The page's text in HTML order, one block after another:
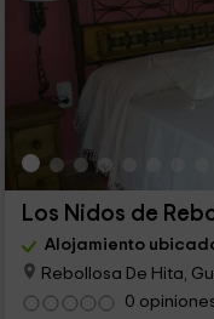
Los Nidos de
Alojamiento
Rebollosa De Hita,
0